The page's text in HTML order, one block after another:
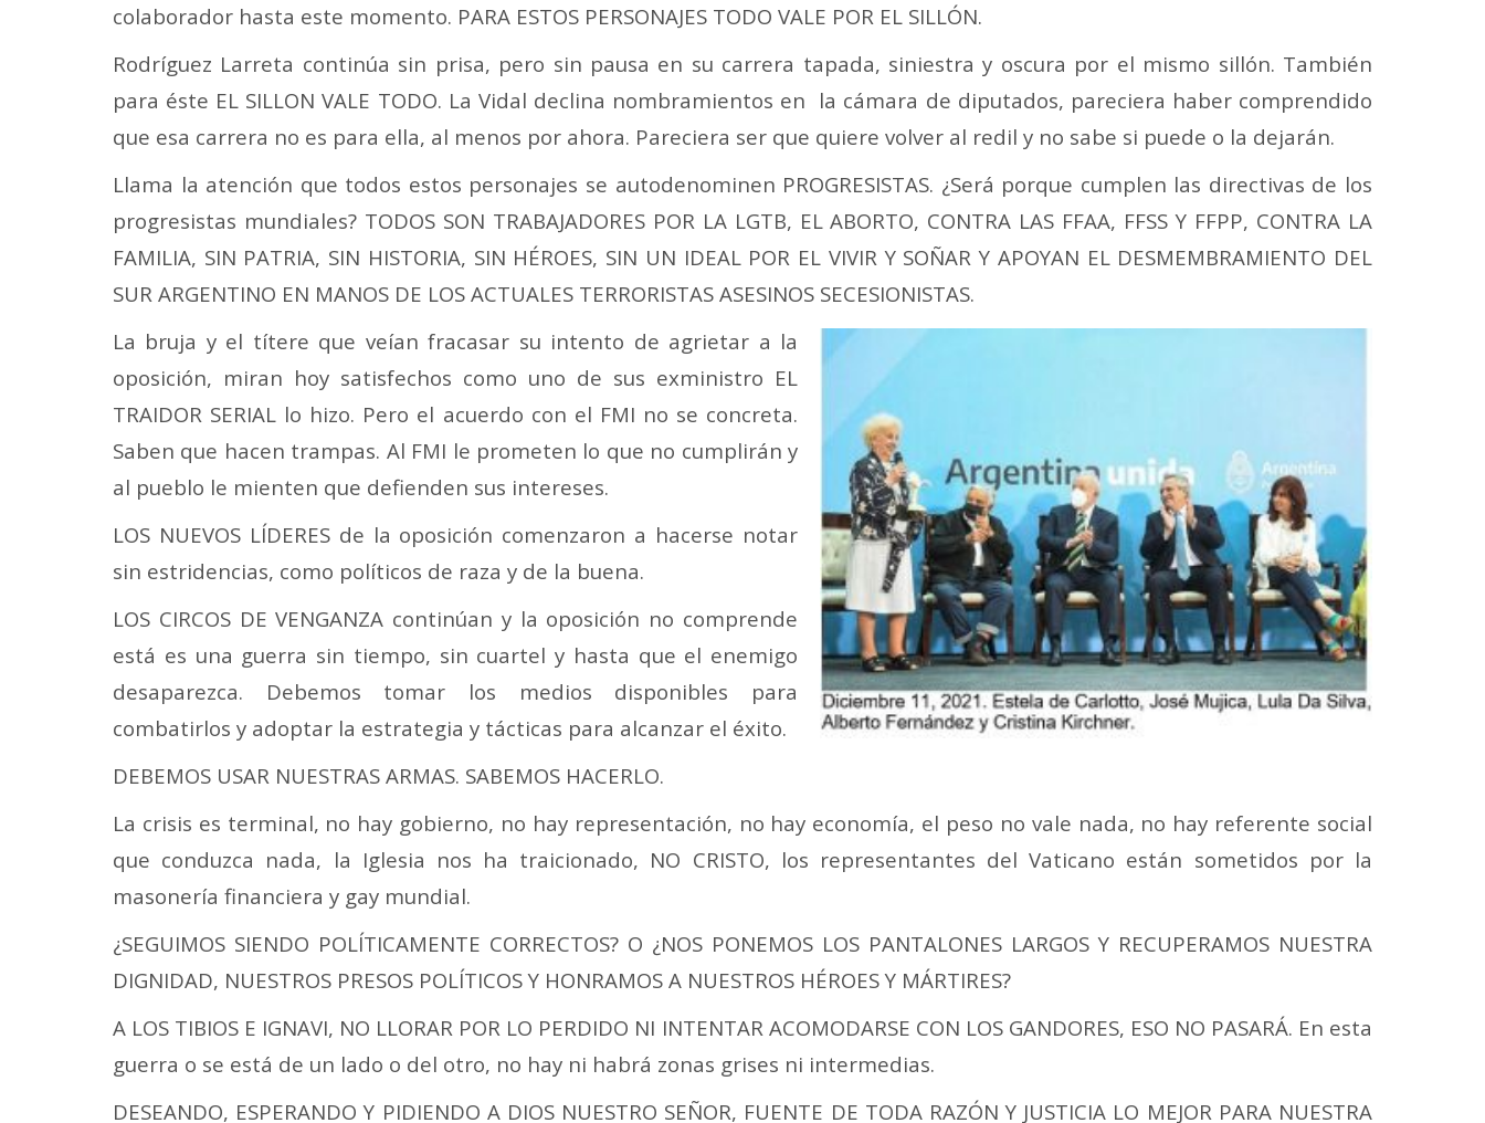
colaborador hasta este momento. PARA ESTOS PERSONAJES TODO VALE POR EL SILLÓN.
Rodríguez Larreta continúa sin prisa, pero sin pausa en su carrera tapada, siniestra y oscura por el mismo sillón. También
para éste EL SILLON VALE TODO. La Vidal declina nombramientos en la cámara de diputados, pareciera haber comprendido
que esa carrera no es para ella, al menos por ahora. Pareciera ser que quiere volver al redil y no sabe si puede o la dejarán.
Llama la atención que todos estos personajes se autodenominen PROGRESISTAS. ¿Será porque cumplen las directivas de los
progresistas mundiales? TODOS SON TRABAJADORES POR LA LGTB, EL ABORTO, CONTRA LAS FFAA, FFSS Y FFPP, CONTRA LA
FAMILIA, SIN PATRIA, SIN HISTORIA, SIN HÉROES, SIN UN IDEAL POR EL VIVIR Y SOÑAR Y APOYAN EL DESMEMBRAMIENTO DEL
SUR ARGENTINO EN MANOS DE LOS ACTUALES TERRORISTAS ASESINOS SECESIONISTAS.
La bruja y el títere que veían fracasar su intento de agrietar a la
oposición, miran hoy satisfechos como uno de sus exministro EL
TRAIDOR SERIAL lo hizo. Pero el acuerdo con el FMI no se concreta.
Saben que hacen trampas. Al FMI le prometen lo que no cumplirán y
al pueblo le mienten que defienden sus intereses.
LOS NUEVOS LÍDERES de la oposición comenzaron a hacerse notar
sin estridencias, como políticos de raza y de la buena.
LOS CIRCOS DE VENGANZA continúan y la oposición no comprende
está es una guerra sin tiempo, sin cuartel y hasta que el enemigo
desaparezca. Debemos tomar los medios disponibles para
combatirlos y adoptar la estrategia y tácticas para alcanzar el éxito.
DEBEMOS USAR NUESTRAS ARMAS. SABEMOS HACERLO.
La crisis es terminal, no hay gobierno, no hay representación, no hay economía, el peso no vale nada, no hay referente social
que conduzca nada, la Iglesia nos ha traicionado, NO CRISTO, los representantes del Vaticano están sometidos por la
masonería financiera y gay mundial.
¿SEGUIMOS SIENDO POLÍTICAMENTE CORRECTOS? O ¿NOS PONEMOS LOS PANTALONES LARGOS Y RECUPERAMOS NUESTRA
DIGNIDAD, NUESTROS PRESOS POLÍTICOS Y HONRAMOS A NUESTROS HÉROES Y MÁRTIRES?
A LOS TIBIOS E IGNAVI, NO LLORAR POR LO PERDIDO NI INTENTAR ACOMODARSE CON LOS GANDORES, ESO NO PASARÁ. En esta
guerra o se está de un lado o del otro, no hay ni habrá zonas grises ni intermedias.
DESEANDO, ESPERANDO Y PIDIENDO A DIOS NUESTRO SEÑOR, FUENTE DE TODA RAZÓN Y JUSTICIA LO MEJOR PARA NUESTRA